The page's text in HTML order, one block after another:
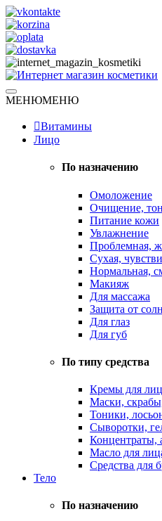
Skip
to
content
Интернет магазин
Натуральная косметика
МЕНЮМЕНЮ
Витамины
Лицо
По назначению
Омоложение
Очищение,
Питание кожи
Увлажнение
Проблемная,
Сухая,
Нормальная,
Макияж
Для массажа
Защита от
Для глаз
Для губ
По типу средства
Кремы для
Маски,
Тоники,
Сыворотки,
Концентраты,
Масло для
Средства для
Тело
По назначению